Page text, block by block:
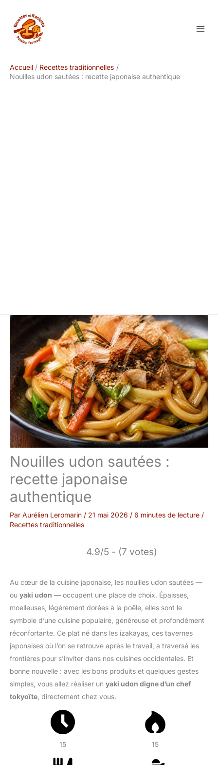
contenu
Accueil
Recettes traditionnelles
Nouilles udon sautées : recette japonaise authentique
Nouilles udon sautées :
recette japonaise
authentique
Par Aurélien Leromarin / 21 mai 2026 / 6 minutes de lecture /
Recettes traditionnelles
4.9/5 - (7 votes)
Au cœur de la cuisine japonaise, les nouilles udon sautées —
ou yaki udon — occupent une place de choix. Épaisses,
moelleuses, légèrement dorées à la poêle, elles sont le
symbole d’une cuisine populaire, généreuse et profondément
réconfortante. Ce plat né dans les izakayas, ces tavernes
japonaises où l’on se retrouve après le travail, a traversé les
frontières pour s’inviter dans nos cuisines occidentales. Et
bonne nouvelle : avec les bons produits et quelques gestes
simples, vous allez réaliser un yaki udon digne d’un chef
tokyoïte , directement chez vous.
15 15